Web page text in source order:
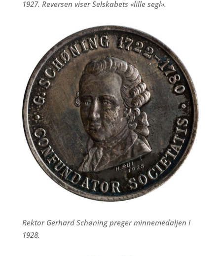
1927. Reversen viser Selskabets «lille segl».
Rektor Gerhard Schøning preger minnemedaljen i
1928.